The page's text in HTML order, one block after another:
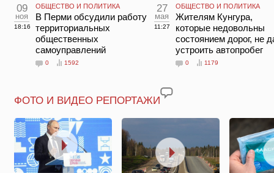
09
ноя
18:16
ОБЩЕСТВО И ПОЛИТИКА
В Перми обсудили работу
территориальных
общественных
самоуправлений
0 1592
27
мая
11:27
ОБЩЕСТВО И ПОЛИТИКА
Жителям Кунгура,
которые недовольны
состоянием дорог, не
устроить автопробег
0 1179
ФОТО И ВИДЕО РЕПОРТАЖИ